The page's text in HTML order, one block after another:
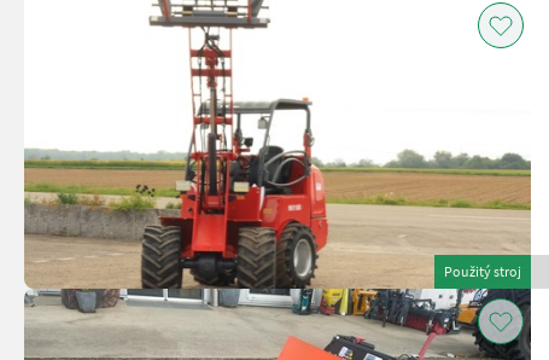
Použitý stroj